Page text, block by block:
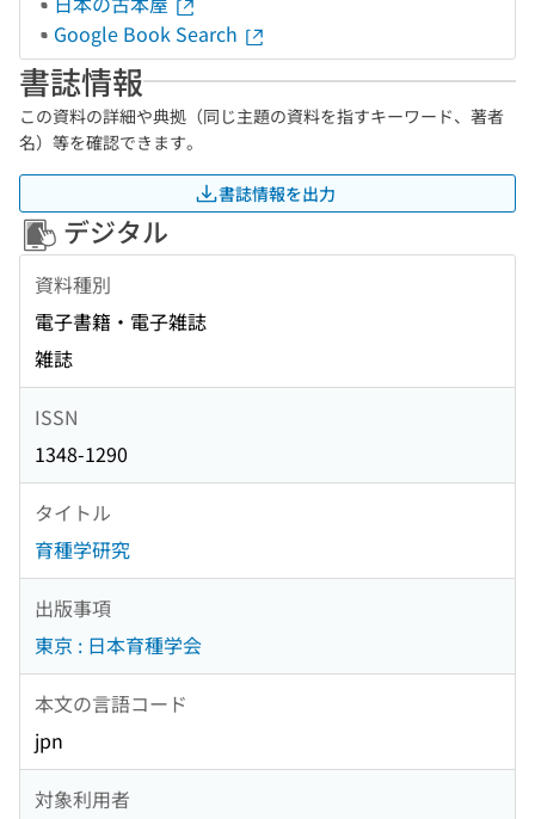
Google Book Search
書誌情報
この資料の詳細や典拠（同じ主題の資料を指すキーワード、著者
名）等を確認できます。
書誌情報を出力
デジタル
資料種別
電子書籍・電子雑誌
雑誌
ISSN
1348-1290
タイトル
育種学研究
出版事項
東京 : 日本育種学会
本文の言語コード
jpn
対象利用者